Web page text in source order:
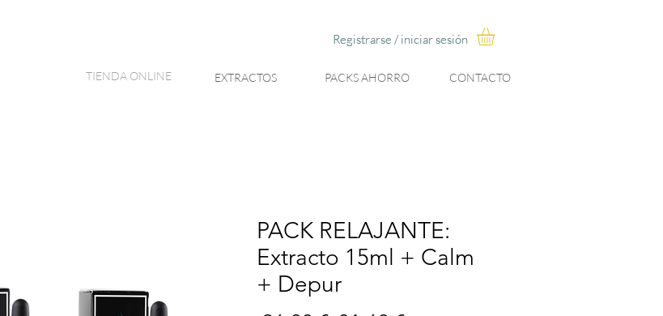
TIENDA ONLINE EXTRACTOS
Registrarse / iniciar sesión
Registrarse / iniciar sesión
PACKS AHORRO CONTACTO
PACK RELAJANTE:
Extracto 15ml + Calm
+ Depur